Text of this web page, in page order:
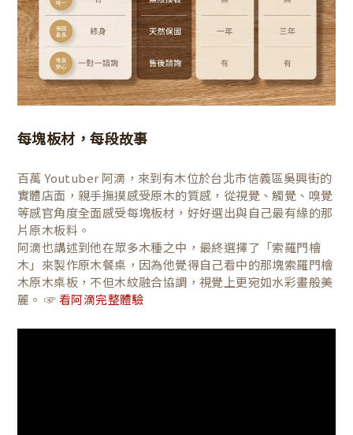
每塊板材，每段故事
百萬 Youtuber 阿滴，來到有木位於台北市信義區吳興街的
實體店面，親手撫摸感受原木的質感，從視覺、觸覺、嗅覺
等感官角度全面感受每塊板材，好好選出與自己最有緣的那
片原木板料。
阿滴也講述到他在眾多木種之中，最終選擇了「索羅門檜
木」來製作原木餐桌，因為他覺得自己看中的那塊索羅門檜
木原木桌板，不但木紋融合協調，視覺上更宛如水彩畫般美
麗。 ☞ 看阿滴完整體驗